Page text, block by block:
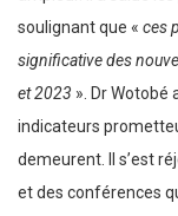
soulignant que « ces
significative des
et 2023 ». Dr Wotobé
indicateurs
demeurent. Il s’est
et des conférences